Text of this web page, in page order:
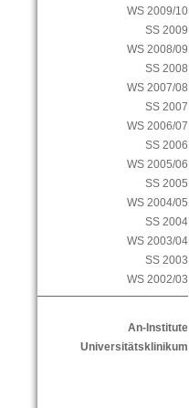
WS 2009/10
SS 2009
WS 2008/09
SS 2008
WS 2007/08
SS 2007
WS 2006/07
SS 2006
WS 2005/06
SS 2005
WS 2004/05
SS 2004
WS 2003/04
SS 2003
WS 2002/03
An-Institute
Universitätsklinikum